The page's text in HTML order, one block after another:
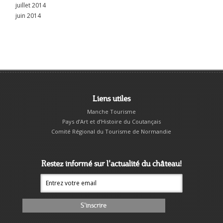
juillet 2014
juin 2014
Liens utiles
Manche Tourisme
Pays d’Art et d’Histoire du Coutançais
Comité Régional du Tourisme de Normandie
Restez informé sur l'actualité du château!